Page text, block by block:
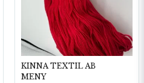
KINNA TEXTIL AB
MENY